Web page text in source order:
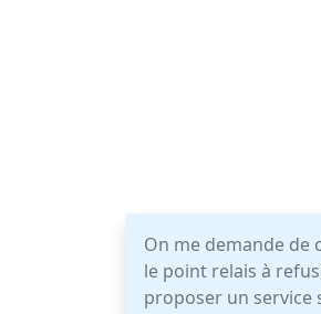
On me demande de
le point relais à
proposer un service